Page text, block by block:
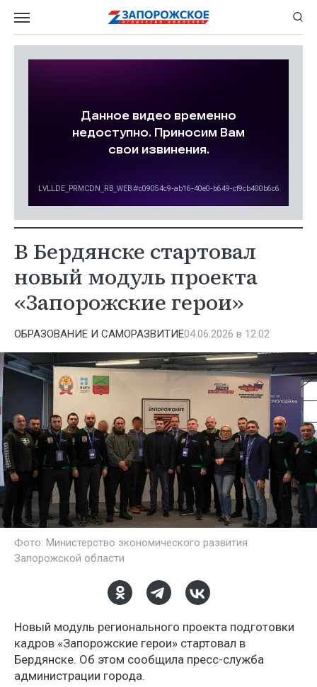
В Бердянске стартовал
новый модуль проекта
«Запорожские герои»
ОБРАЗОВАНИЕ И САМОРАЗВИТИЕ04.06.2026 в 12:02
Фото: Министерство экономического развития
Запорожской области
Новый модуль регионального проекта подготовки
кадров «Запорожские герои» стартовал в
Бердянске. Об этом сообщила пресс-служба
администрации города.